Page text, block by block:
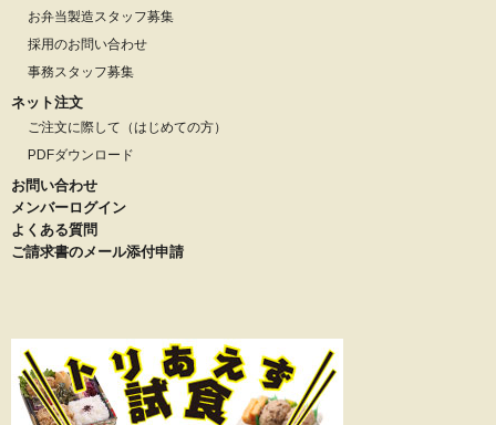
お弁当製造スタッフ募集
採用のお問い合わせ
事務スタッフ募集
ネット注文
ご注文に際して（はじめての方）
PDFダウンロード
お問い合わせ
メンバーログイン
よくある質問
ご請求書のメール添付申請